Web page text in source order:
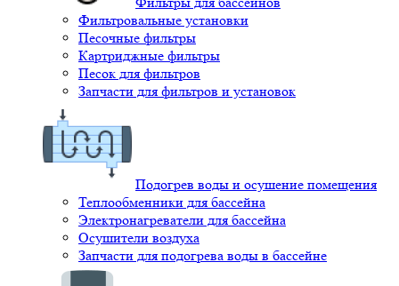
Фильтровальные установки
Песочные фильтры
Картриджные фильтры
Песок для фильтров
Запчасти для фильтров и установок
Подогрев воды и осушение помещения
Теплообменники для бассейна
Электронагреватели для бассейна
Осушители воздуха
Запчасти для подогрева воды в бассейне